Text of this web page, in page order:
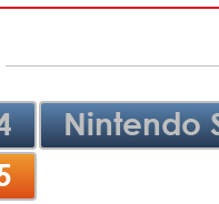
Nintendo